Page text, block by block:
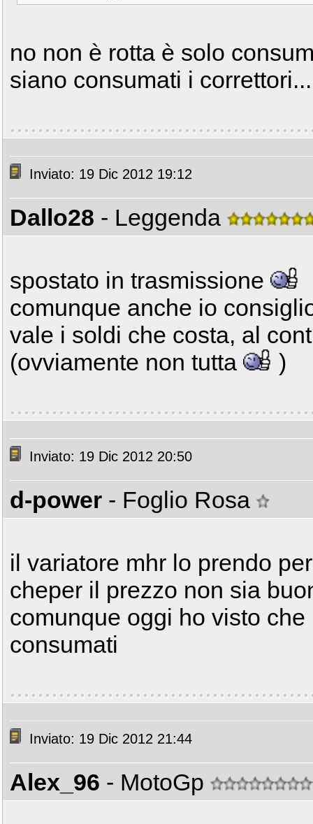
no non è rotta è solo
siano consumati i
Inviato: 19 Dic 2012 19:12
Dallo28 - Leggenda
spostato in trasmissione
comunque anche io
vale i soldi che costa, al
(ovviamente non tutta
)
Inviato: 19 Dic 2012 20:50
d-power - Foglio Rosa
il variatore mhr lo prendo
cheper il prezzo non sia
comunque oggi ho visto
consumati
Inviato: 19 Dic 2012 21:44
Alex_96 - MotoGp